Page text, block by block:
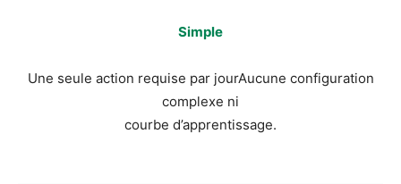
Simple
Une seule action requise par jourAucune configuration
complexe ni
courbe d’apprentissage.